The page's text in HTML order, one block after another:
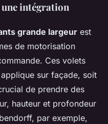
intégration
grande largeur est
de motorisation
Ces volets
sur façade, soit
de prendre des
hauteur et profondeur
par exemple,